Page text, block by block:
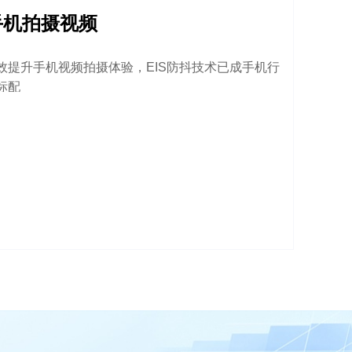
拍摄视频
提升手机视频拍摄体验，EIS防抖技术已成手机行
配